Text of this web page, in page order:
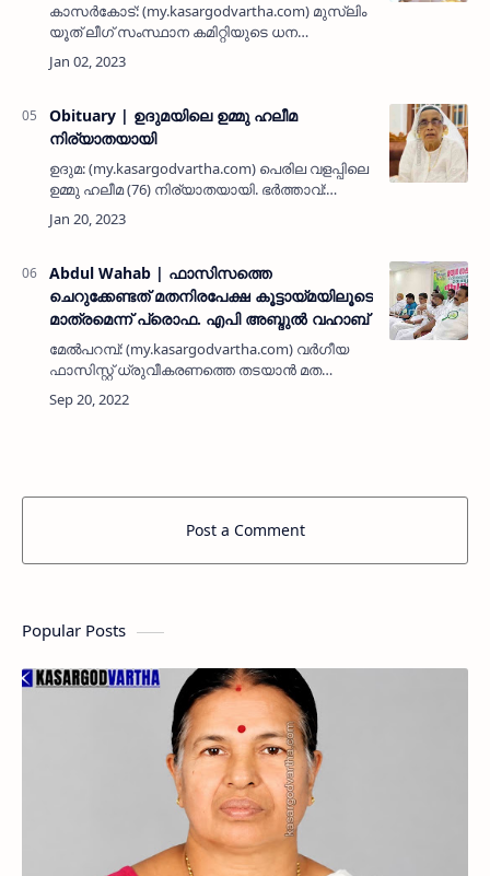
കാസര്‍കോട്: (my.kasargodvartha.com) മുസ്ലിം
യൂത് ലീഗ് സംസ്ഥാന കമിറ്റിയുടെ ധന
ശേഖരാണാര്‍ത്ഥം നടപ്പിലാക്കിയ ദോത്തി
ചാലന്‍ജില്‍ പ്രഖ്യാപിച്ച മുണ്ട് വിതരണം
Obituary | ഉദുമയിലെ ഉമ്മു ഹലീമ
നിര്യാതയായി
ഉദുമ: (my.kasargodvartha.com) പെരില വളപ്പിലെ
ഉമ്മു ഹലീമ (76) നിര്യാതയായി. ഭർത്താവ്:
മുഹമ്മദ്. മക്കൾ: അബ്ദുല്ല, മറിയം ഉമ്മ, ജമീല,
ബീഫാത്വിമ, റശീദ.മരുമക്കൾ: അബ്ദുർ റഹ്‌മാൻ,
Abdul Wahab | ഫാസിസത്തെ
ചെറുക്കേണ്ടത് മതനിരപേക്ഷ കൂട്ടായ്മയിലൂടെ
മാത്രമെന്ന് പ്രൊഫ. എപി അബ്ദുല്‍ വഹാബ്
മേല്‍പറമ്പ്: (my.kasargodvartha.com) വര്‍ഗീയ
ഫാസിസ്റ്റ് ധ്രുവീകരണത്തെ തടയാന്‍ മത
നിരപേക്ഷ കൂട്ടായ്മക്ക് മാത്രമേ
കഴിയുകയുള്ളുവെന്നും അത് കൊണ്ട് തന്നെ
Post a Comment
Popular Posts